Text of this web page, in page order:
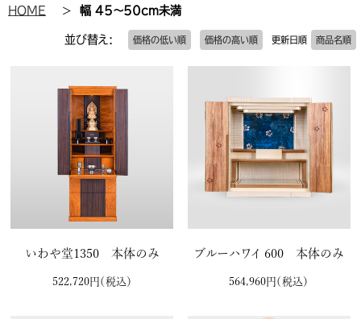
HOME 幅 45～50cm未満
並び替え: 価格の低い順 価格の高い順 更新日順 商品名順
いわや堂1350 本体のみ
522,720円 （税込）
ブルーハワイ 600 本体のみ
564,960円 （税込）